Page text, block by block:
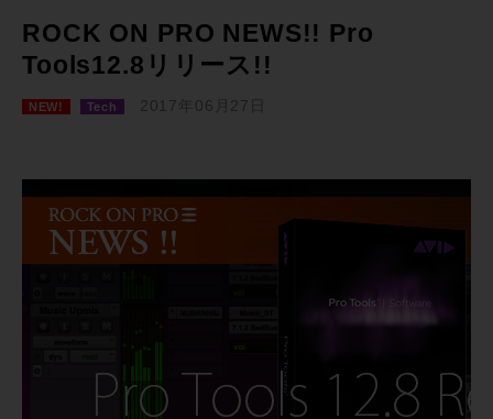
ROCK ON PRO NEWS!! Pro
Tools12.8リリース!!
NEW! Tech 2017年06月27日